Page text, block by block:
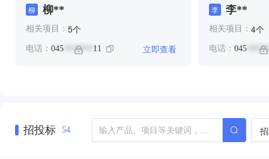
柳 柳**
相关项目： 5个
电话： 045 ******* 11 立即查看
李 李**
相关项目： 4个
电话： 045
招投标 54